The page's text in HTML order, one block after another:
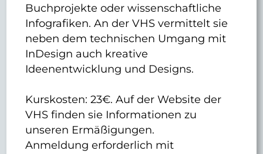
Buchprojekte oder wissenschaftliche
Infografiken. An der VHS vermittelt sie
neben dem technischen Umgang mit
InDesign auch kreative
Ideenentwicklung und Designs.
Kurskosten: 23€. Auf der Website der
VHS finden sie Informationen zu
unseren Ermäßigungen.
Anmeldung erforderlich mit